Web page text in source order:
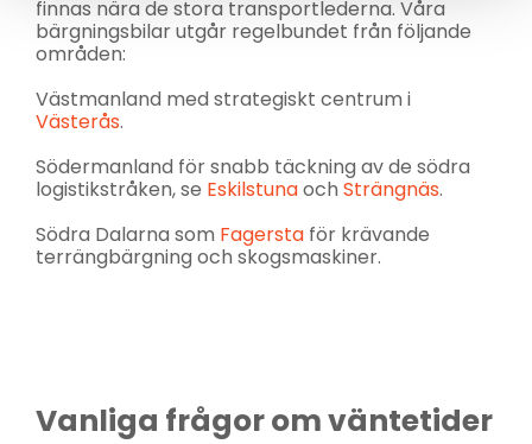
finnas nära de stora transportlederna. Våra
bärgningsbilar utgår regelbundet från följande
områden:
Västmanland med strategiskt centrum i
Västerås.
Södermanland för snabb täckning av de södra
logistikstråken, se Eskilstunaoch Strängnäs.
Södra Dalarna som Fagersta för krävande
terrängbärgning och skogsmaskiner.
Vanliga frågor om väntetider